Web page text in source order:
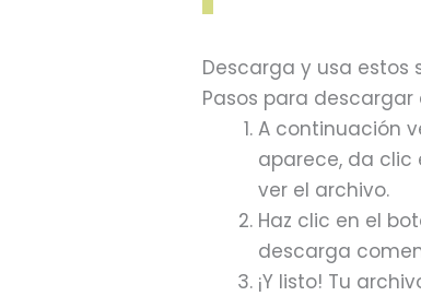
Descarga y usa estos
Pasos para descargar
A continuación
aparece, da clic
ver el archivo.
Haz clic en el
descarga
¡Y listo! Tu